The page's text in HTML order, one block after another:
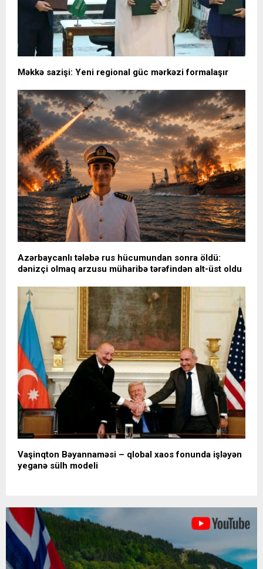
Məkkə sazişi: Yeni regional güc mərkəzi formalaşır
Azərbaycanlı tələbə rus hücumundan sonra öldü:
dənizçi olmaq arzusu müharibə tərəfindən alt-üst oldu
Vaşinqton Bəyannaməsi – qlobal xaos fonunda işləyən
yeganə sülh modeli